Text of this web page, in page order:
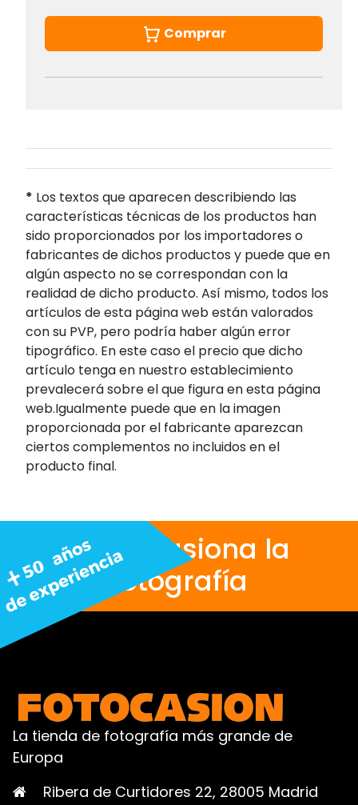
Comprar
* Los textos que aparecen describiendo las
características técnicas de los productos han
sido proporcionados por los importadores o
fabricantes de dichos productos y puede que en
algún aspecto no se correspondan con la
realidad de dicho producto. Así mismo, todos los
artículos de esta página web están valorados
con su PVP, pero podría haber algún error
tipográfico. En este caso el precio que dicho
artículo tenga en nuestro establecimiento
prevalecerá sobre el que figura en esta página
web.Igualmente puede que en la imagen
proporcionada por el fabricante aparezcan
ciertos complementos no incluidos en el
producto final.
Nos apasiona la
fotografía
La tienda de fotografía más grande de
Europa
Ribera de Curtidores 22, 28005 Madrid